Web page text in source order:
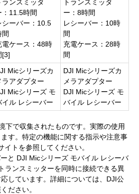
ランスミッタ
：11.5時間
シーバー：10.5
間
電ケース：48時
[3]
トランスミッタ
ー：8時間
レシーバー：10時
間
充電ケース：28時
間
Micシリーズカ
ラアダプター
Micシリーズ モ
イル レシーバー
DJI Micシリーズカ
メラアダプター
DJI Micシリーズ モ
バイル レシーバー
下で収集されたものです。実際の使用
す。特定の機能に関する指示や注意事
トを参照してください。
と DJI Micシリーズ モバイル レシーバ
ランスミッターを同時に接続できる異
しています。詳細については、DJI公
ださい。